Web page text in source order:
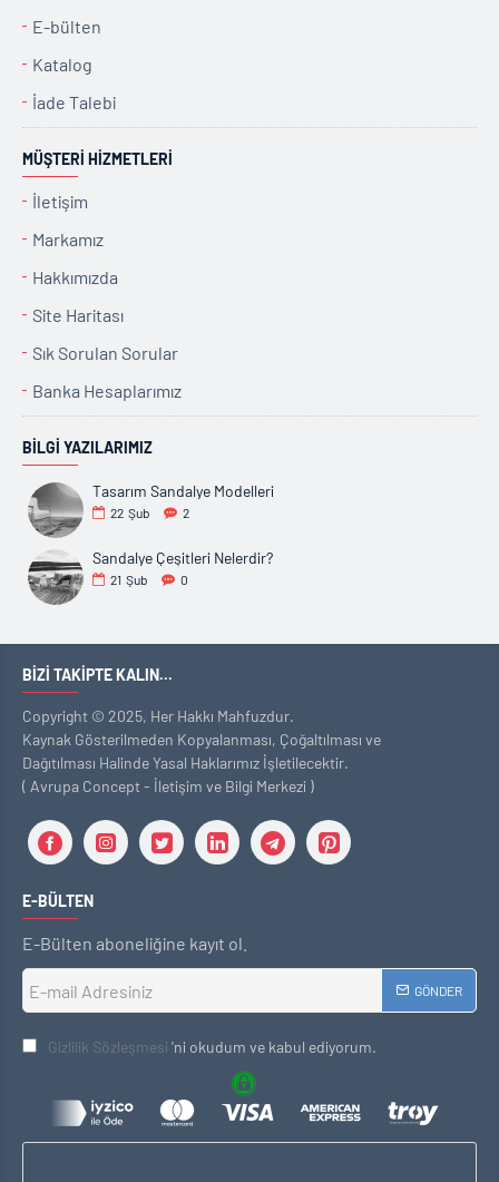
E-bülten
Katalog
İade Talebi
MÜŞTERI HIZMETLERI
İletişim
Markamız
Hakkımızda
Site Haritası
Sık Sorulan Sorular
Banka Hesaplarımız
BILGI YAZILARIMIZ
Tasarım Sandalye Modelleri
22 Şub 2
Sandalye Çeşitleri Nelerdir?
21 Şub 0
BIZI TAKIPTE KALIN...
Copyright © 2025, Her Hakkı Mahfuzdur.
Kaynak Gösterilmeden Kopyalanması, Çoğaltılması ve
Dağıtılması Halinde Yasal Haklarımız İşletilecektir.
( Avrupa Concept - İletişim ve Bilgi Merkezi )
E-BÜLTEN
E-Bülten aboneliğine kayıt ol.
GÖNDER
Gizlilik Sözleşmesi 'ni okudum ve kabul ediyorum.